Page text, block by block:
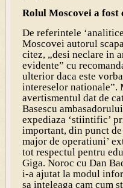
Rolul Moscovei a
De referintele
Moscovei autorul
citez, „desi neclare in
evidente” cu
ulterior daca este
intereselor nationale”.
avertismentul dat de
Basescu
expediaza ‘stiintific’
important, din punct
major de operatiuni’
tot respectul pentru
Giga. Noroc cu Dan
i-a ajutat la modul
sa inteleaga cam cum